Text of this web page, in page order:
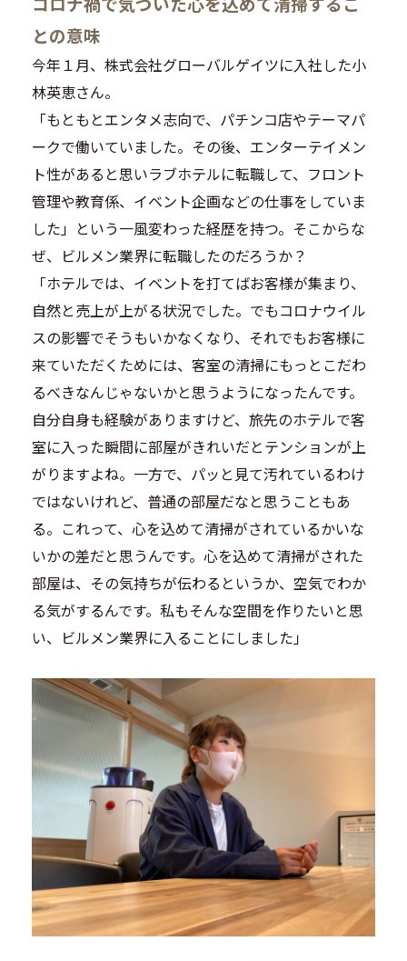
との意味
今年１月、株式会社グローバルゲイツに入社した小
林英恵さん。
「もともとエンタメ志向で、パチンコ店やテーマパ
ークで働いていました。その後、エンターテイメン
ト性があると思いラブホテルに転職して、フロント
管理や教育係、イベント企画などの仕事をしていま
した」という一風変わった経歴を持つ。そこからな
ぜ、ビルメン業界に転職したのだろうか？
「ホテルでは、イベントを打てばお客様が集まり、
自然と売上が上がる状況でした。でもコロナウイル
スの影響でそうもいかなくなり、それでもお客様に
来ていただくためには、客室の清掃にもっとこだわ
るべきなんじゃないかと思うようになったんです。
自分自身も経験がありますけど、旅先のホテルで客
室に入った瞬間に部屋がきれいだとテンションが上
がりますよね。一方で、パッと見て汚れているわけ
ではないけれど、普通の部屋だなと思うこともあ
る。これって、心を込めて清掃がされているかいな
いかの差だと思うんです。心を込めて清掃がされた
部屋は、その気持ちが伝わるというか、空気でわか
る気がするんです。私もそんな空間を作りたいと思
い、ビルメン業界に入ることにしました」